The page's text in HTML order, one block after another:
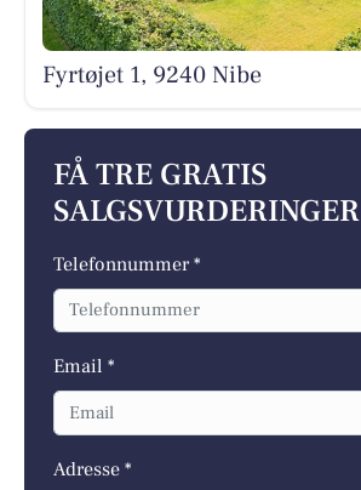
Fyrtøjet 1, 9240 Nibe
FÅ TRE GRATIS
SALGSVURDERINGER
Telefonnummer *
Email *
Adresse *